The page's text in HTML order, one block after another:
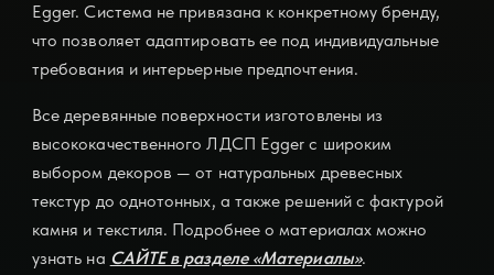
Egger. Система не привязана к конкретному бренду,
что позволяет адаптировать ее под индивидуальные
требования и интерьерные предпочтения.
Все деревянные поверхности изготовлены из
высококачественного ЛДСП Egger с широким
выбором декоров — от натуральных древесных
текстур до однотонных, а также решений с фактурой
камня и текстиля. Подробнее о материалах можно
узнать на САЙТЕ в разделе «Материалы».